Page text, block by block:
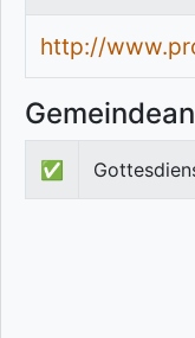
http://
✅